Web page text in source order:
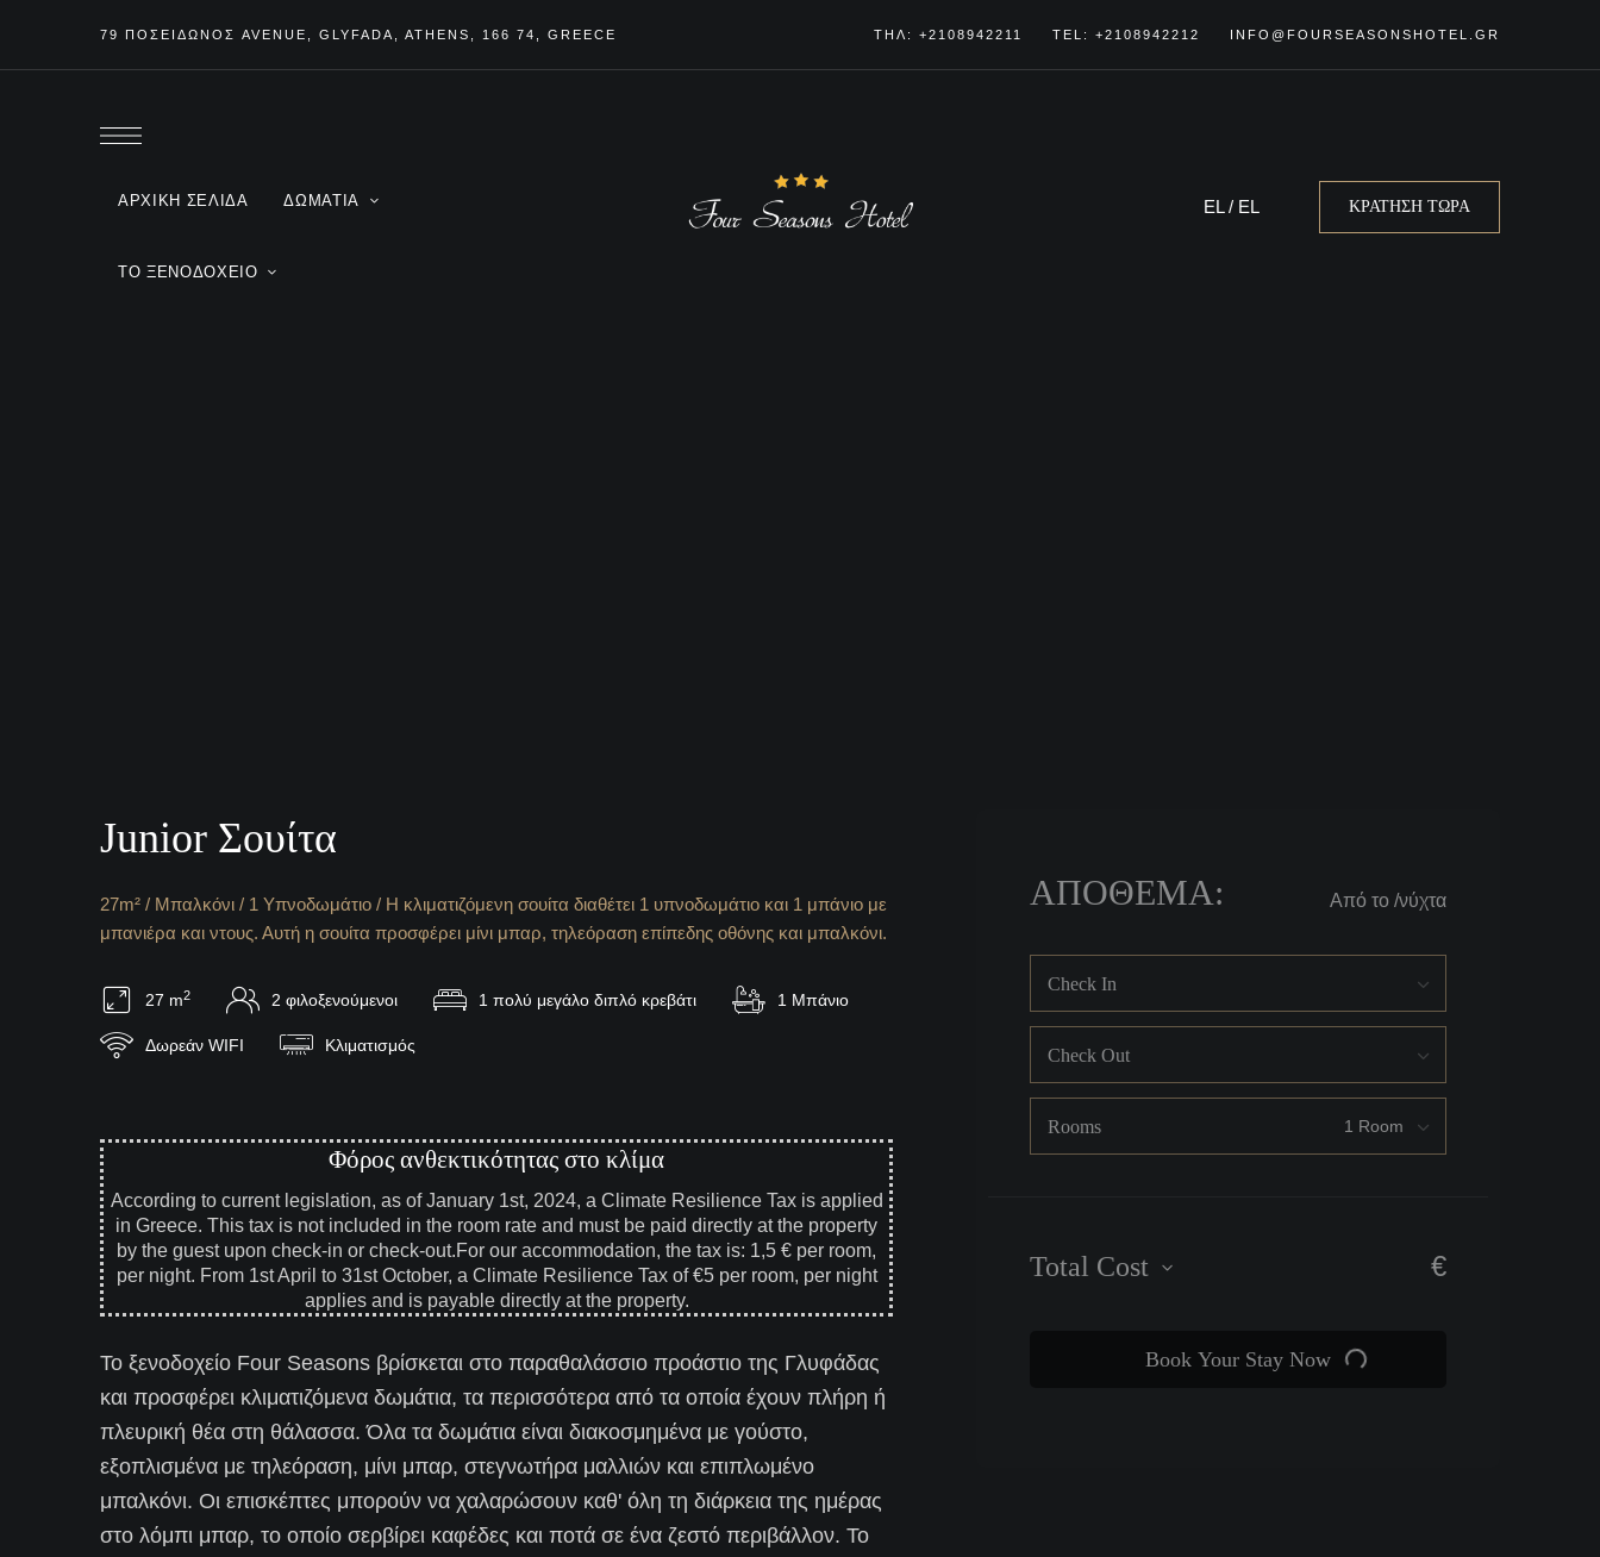
79 ΠΟΣΕΙΔΩΝΟΣ AVENUE , GLYFADA, ATHENS, 166 74, GREECE ΤΗΛ: +2108942211 TEL: +2108942212 INFO@FOURSEASONSHOTEL.GR
ΑΡΧΙΚΉ ΣΕΛΊΔΑ ΔΩΜΆΤΙΑ
ΤΟ ΞΕΝΟΔΟΧΕΊΟ
EL/ EL ΚΡΑΤΗΣΗ ΤΩΡΑ
Junior Σουίτα
27m² / Μπαλκόνι / 1 Υπνοδωμάτιο / Η κλιματιζόμενη σουίτα διαθέτει 1 υπνοδωμάτιο και 1 μπάνιο με
μπανιέρα και ντους. Αυτή η σουίτα προσφέρει μίνι μπαρ, τηλεόραση επίπεδης οθόνης και μπαλκόνι.
27 m2 2 φιλοξενούμενοι 1 πολύ μεγάλο διπλό κρεβάτι 1 Μπάνιο
Δωρεάν WIFI Κλιματισμός
Φόρος ανθεκτικότητας στο κλίμα
According to current legislation, as of January 1st, 2024, a Climate Resilience Tax is applied
in Greece. This tax is not included in the room rate and must be paid directly at the property
by the guest upon check-in or check-out.For our accommodation, the tax is: 1,5 € per room,
per night. From 1st April to 31st October, a Climate Resilience Tax of €5 per room, per night
applies and is payable directly at the property.
Το ξενοδοχείο Four Seasons βρίσκεται στο παραθαλάσσιο προάστιο της Γλυφάδας
και προσφέρει κλιματιζόμενα δωμάτια, τα περισσότερα από τα οποία έχουν πλήρη ή
πλευρική θέα στη θάλασσα. Όλα τα δωμάτια είναι διακοσμημένα με γούστο,
εξοπλισμένα με τηλεόραση, μίνι μπαρ, στεγνωτήρα μαλλιών και επιπλωμένο
μπαλκόνι. Οι επισκέπτες μπορούν να χαλαρώσουν καθ' όλη τη διάρκεια της ημέρας
στο λόμπι μπαρ, το οποίο σερβίρει καφέδες και ποτά σε ένα ζεστό περιβάλλον. Το
ΑΠΌΘΕΜΑ: Από το /νύχτα
Check In
Check Out
Rooms
Total Cost €
Book Your Stay Now